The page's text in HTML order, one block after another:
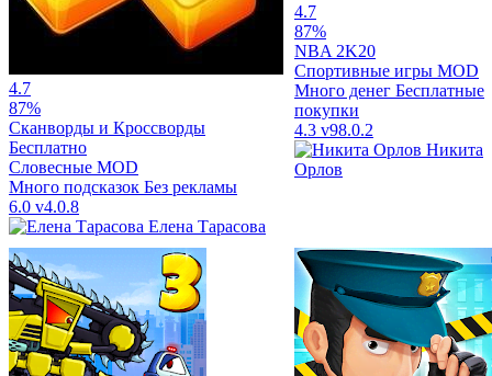
4.7
87%
Сканворды и Кроссворды
Бесплатно
Словесные MOD
Много подсказок Без рекламы
6.0 v4.0.8
Елена Тарасова
4.7
87%
NBA 2K20
Спортивные игры MOD
Много денег Бесплатные
покупки
4.3 v98.0.2
Никита
Орлов